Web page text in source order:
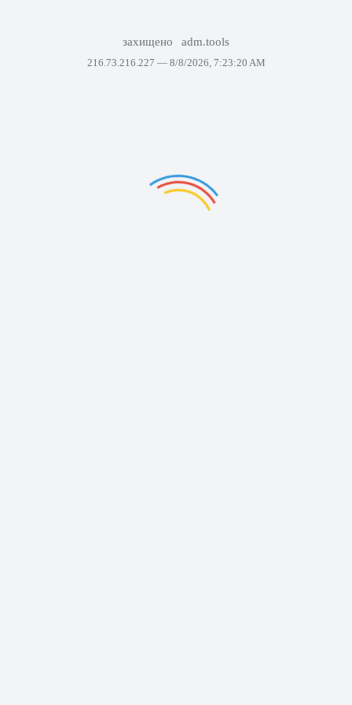
захищено adm.tools
216.73.216.227 — 8/8/2026, 7:23:20 AM